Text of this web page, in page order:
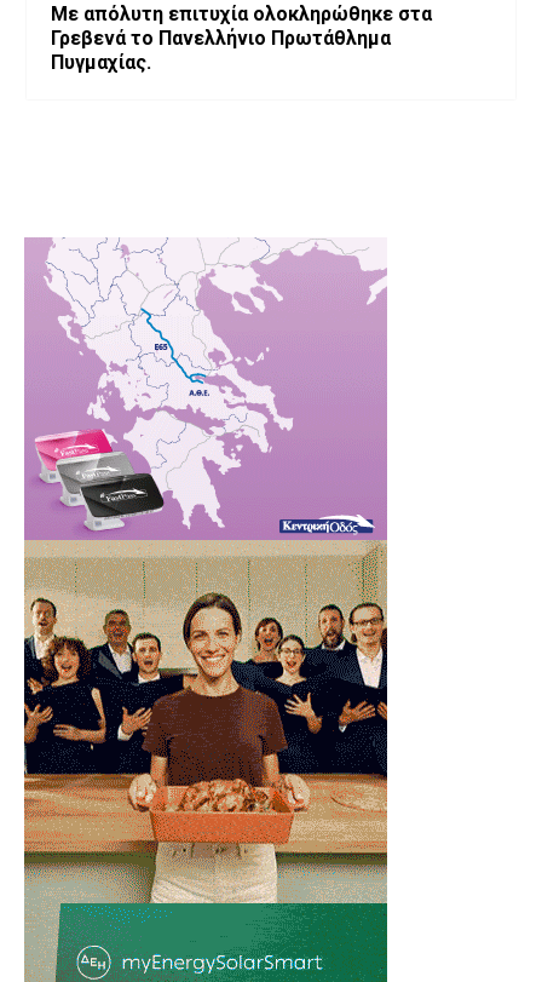
Με απόλυτη επιτυχία ολοκληρώθηκε στα
Γρεβενά το Πανελλήνιο Πρωτάθλημα
Πυγμαχίας.